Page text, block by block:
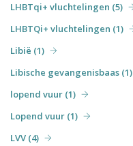
LHBTqi+ vluchtelingen (5)
LHBTQi+ vluchtelingen (1)
Libië (1)
Libische gevangenisbaas (1)
lopend vuur (1)
Lopend vuur (1)
LVV (4)